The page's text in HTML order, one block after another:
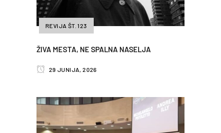
REVIJA ŠT. 123
ŽIVA MESTA, NE SPALNA NASELJA
29 JUNIJA, 2026